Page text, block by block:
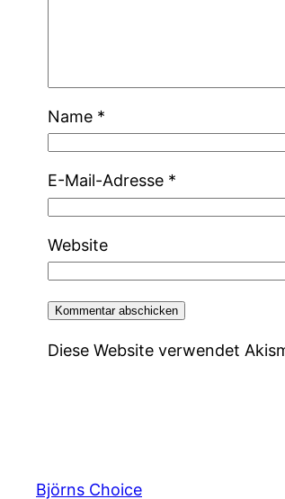
Name *
E-Mail-Adresse *
Website
Diese Website verwendet
Björns Choice